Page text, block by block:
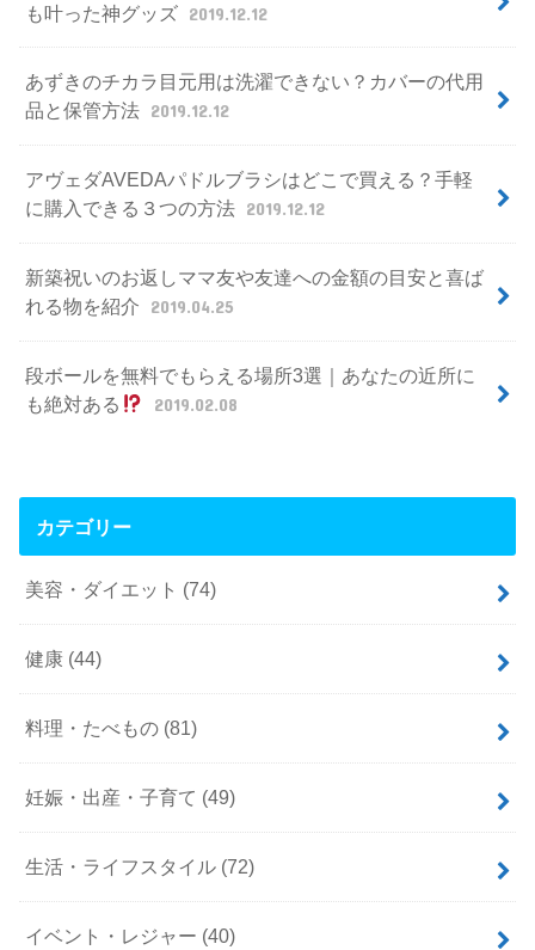
も叶った神グッズ 2019.12.12
あずきのチカラ目元用は洗濯できない？カバーの代用
品と保管方法 2019.12.12
アヴェダAVEDAパドルブラシはどこで買える？手軽
に購入できる３つの方法 2019.12.12
新築祝いのお返しママ友や友達への金額の目安と喜ば
れる物を紹介
2019.04.25
段ボールを無料でもらえる場所3選｜あなたの近所に
も絶対ある
2019.02.08
カテゴリー
美容・ダイエット (74)
健康 (44)
料理・たべもの (81)
妊娠・出産・子育て (49)
生活・ライフスタイル (72)
イベント・レジャー (40)